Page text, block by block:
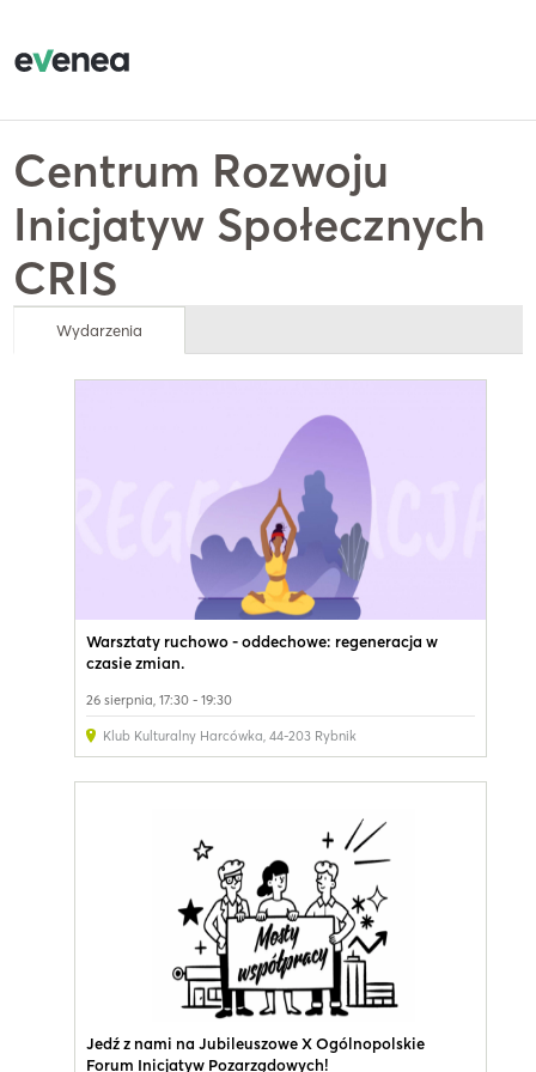
Centrum Rozwoju
Inicjatyw Społecznych
CRIS
Wydarzenia
Warsztaty ruchowo - oddechowe: regeneracja w
czasie zmian.
26 sierpnia, 17:30 - 19:30
Klub Kulturalny Harcówka, 44-203 Rybnik
Jedź z nami na Jubileuszowe X Ogólnopolskie
Forum Inicjatyw Pozarządowych!